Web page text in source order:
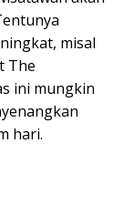
misal
The
ini mungkin
hari.